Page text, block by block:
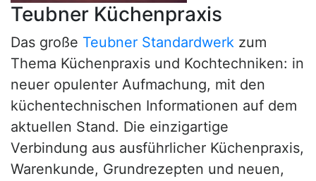
Teubner Küchenpraxis
Das große Teubner Standardwerk zum
Thema Küchenpraxis und Kochtechniken: in
neuer opulenter Aufmachung, mit den
küchentechnischen Informationen auf dem
aktuellen Stand. Die einzigartige
Verbindung aus ausführlicher Küchenpraxis,
Warenkunde, Grundrezepten und neuen,